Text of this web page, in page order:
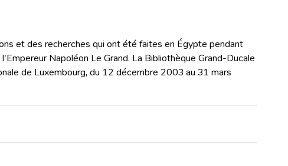
et des recherches qui ont été faites en Égypte pendant
Napoléon Le Grand. La Bibliothèque Grand-Ducale
de Luxembourg, du 12 décembre 2003 au 31 mars